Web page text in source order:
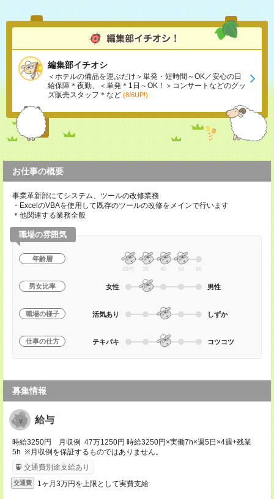
編集部イチオシ
＜ホテルの備品を運ぶだけ＞単発・短時間～OK／安心の日
給保障＊夜勤、＜単発＊1日～OK！＞コンサートなどのグッ
ズ販売スタッフ＊など (8/6UP!)
お仕事の概要
事業革新部にてシステム、ツールの改修業務
・ExcelのVBAを使用して既存のツールの改修をメインで行います
＊他関連する業務全般
職場の雰囲気
年齢層
20代 30 40 50 60
男女比率 女性 男性
職場の様子 活気あり しずか
仕事の仕方 テキパキ コツコツ
募集情報
給与
時給3250円 月収例 47万1250円 時給3250円×実働7h×週5日×4週+残業
5h ※月収例を保証するものではありません。
交通費別途支給あり
交通費 1ヶ月3万円を上限として実費支給